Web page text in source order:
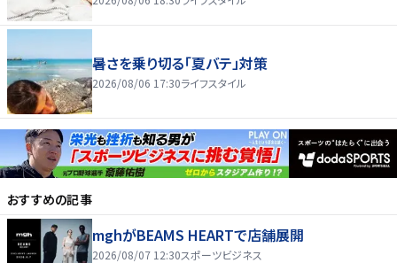
暑さを乗り切る「夏バテ」対策
2026/08/06 17:30ライフスタイル
おすすめの記事
mghがBEAMS HEARTで店舗展開
2026/08/07 12:30スポーツビジネス